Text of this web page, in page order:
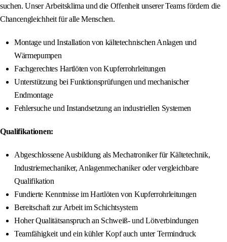
suchen. Unser Arbeitsklima und die Offenheit unserer Teams fördern die
Chancengleichheit für alle Menschen.
Montage und Installation von kältetechnischen Anlagen und
Wärmepumpen
Fachgerechtes Hartlöten von Kupferrohrleitungen
Unterstützung bei Funktionsprüfungen und mechanischer
Endmontage
Fehlersuche und Instandsetzung an industriellen Systemen
Qualifikationen:
Abgeschlossene Ausbildung als Mechatroniker für Kältetechnik,
Industriemechaniker, Anlagenmechaniker oder vergleichbare
Qualifikation
Fundierte Kenntnisse im Hartlöten von Kupferrohrleitungen
Bereitschaft zur Arbeit im Schichtsystem
Hoher Qualitätsanspruch an Schweiß- und Lötverbindungen
Teamfähigkeit und ein kühler Kopf auch unter Termindruck